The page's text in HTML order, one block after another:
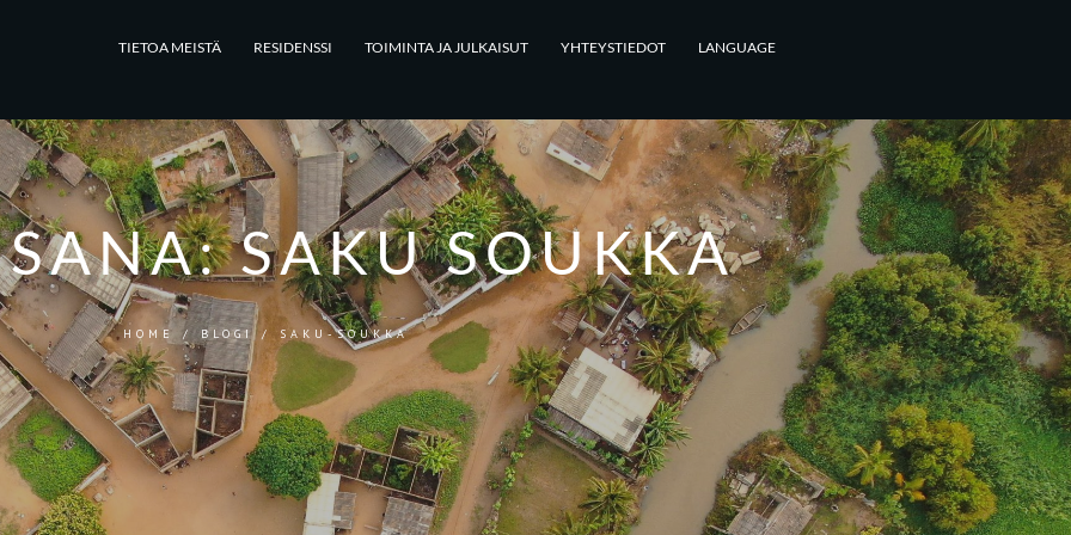
TIETOA MEISTÄ RESIDENSSI TOIMINTA JA JULKAISUT YHTEYSTIEDOT LANGUAGE
SAKU SOUKKA
HOME / BLOGI/ SAKU-SOUKKA